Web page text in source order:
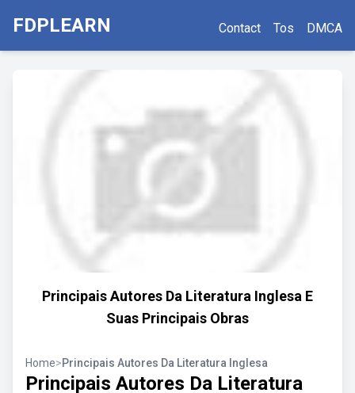
FDPLEARN Contact Tos DMCA
Principais Autores Da Literatura Inglesa E
Suas Principais Obras
Home>Principais Autores Da Literatura Inglesa
Principais Autores Da Literatura